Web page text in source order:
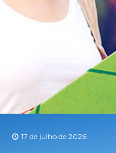
17 de julho de 2026